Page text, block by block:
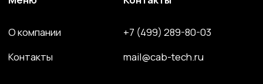
Решения для электроэнергетики